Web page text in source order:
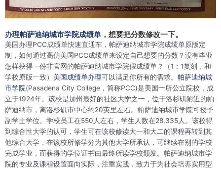
办理帕萨迪纳城市学院成绩单 ，想要把分数修改一下。
美国办理PCC成绩单快速直通车，帕萨迪纳城市学院成绩单原版定
制，如何通过高仿美国PCC成绩单来设定自己想要的分数？没有毕业
怎样获得一份非官网的帕萨迪纳城市学院假成绩单？（1：1复刻，和
学校原版一致） 美国成绩单办理可以满足你所有的需求。 帕萨迪纳城
市学院(Pasadena City College，简称PCC)是美国一所公立院校，成
立于1924年。该校是加州最好的社区大学之一，位于洛杉矶附近的帕
萨迪纳市，离洛杉矶市中心约20英里左右。帕萨迪纳城市学院可授予
副学士学位。学校员工在550人左右，学生人数在28,335人。该校得
到综合性大学的认可，学生可在该校修读大一和大二的课程再转到其
他综合大学，在该校所修学分为其他大学所承认，可继续在别的学校
完成学业，而获得的学位证书由最终所读学校颁发。帕萨迪纳城市学
院的专业及课程设置面向实际，注重实践，致力于为社会培养实用型